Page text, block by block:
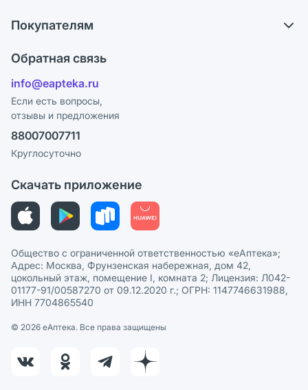
Ответы на вопросы
Блог
Карьера
Поставщики
Лицензия
Реклама на сайте
Ваши товары на ЕАПТЕКЕ
Покупателям
Программа СберСпасибо
Политика конфиденциальности
Пользовательское соглашение
Политика рекомендаций
Этика и соответствие
Политика в отношении обработки персональных данных
Обратная связь
info@eapteka.ru
Если есть вопросы,
отзывы и предложения
88007007711
Круглосуточно
Скачать приложение
Общество с ограниченной ответственностью «еАптека»;
Адрес: Москва, Фрунзенская набережная, дом 42,
цокольный этаж, помещение I, комната 2; Лицензия: Л042-
01177-91/00587270 от 09.12.2020 г.; ОГРН: 1147746631988,
ИНН 7704865540
© 2026 eАптека. Все права защищены